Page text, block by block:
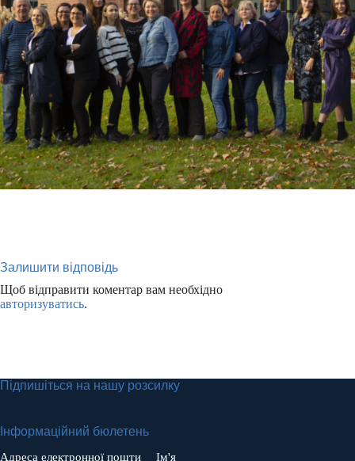
Залишити відповідь
Щоб відправити коментар вам необхідно
авторизуватись.
Підпишіться на нашу розсилку
Інформаційний бюлетень
Адреса електронної пошти Ім'я